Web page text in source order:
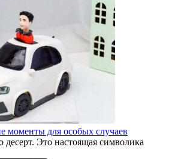
моменты для особых случаев
Это настоящая символика